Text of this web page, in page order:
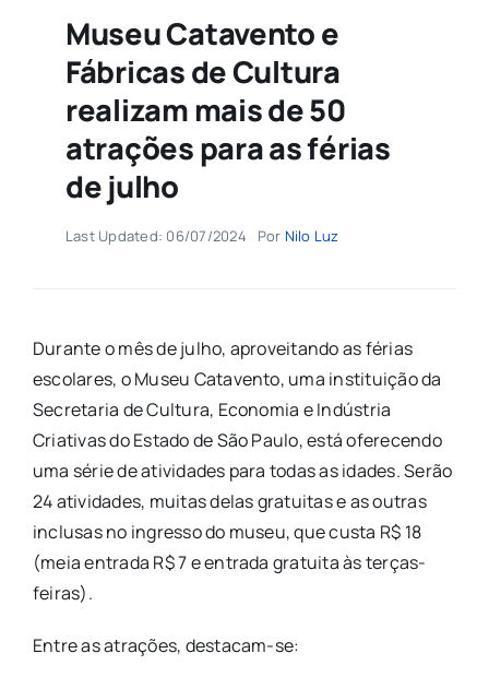
Museu Catavento e
Fábricas de Cultura
realizam mais de 50
atrações para as férias
de julho
Last Updated: 06/07/2024 Por Nilo Luz
Durante o mês de julho, aproveitando as férias
escolares, o Museu Catavento, uma instituição da
Secretaria de Cultura, Economia e Indústria
Criativas do Estado de São Paulo, está oferecendo
uma série de atividades para todas as idades. Serão
24 atividades, muitas delas gratuitas e as outras
inclusas no ingresso do museu, que custa R$ 18
(meia entrada R$ 7 e entrada gratuita às terças-
feiras).
Entre as atrações, destacam-se: